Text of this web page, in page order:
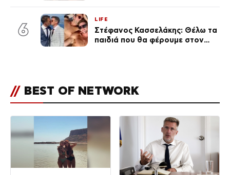
6
LIFE
Στέφανος Κασσελάκης: Θέλω τα
παιδιά που θα φέρουμε στον
// BEST OF NETWORK